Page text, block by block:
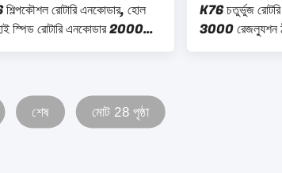
রোটারি এনকোডার, হোল
স্পিড রোটারি এনকোডার 20000
K76 চতুর্ভুজ
3000 রেজল্যুশন
শেষ মোট 28 পৃষ্ঠা